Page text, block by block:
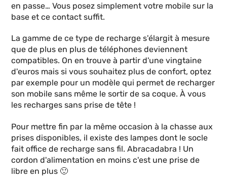
en passe… Vous posez simplement votre mobile sur la
base et ce contact suffit.
La gamme de ce type de recharge s'élargit à mesure
que de plus en plus de téléphones deviennent
compatibles. On en trouve à partir d'une vingtaine
d'euros mais si vous souhaitez plus de confort, optez
par exemple pour un modèle qui permet de recharger
son mobile sans même le sortir de sa coque. À vous
les recharges sans prise de tête !
Pour mettre fin par la même occasion à la chasse aux
prises disponibles, il existe des lampes dont le socle
fait office de recharge sans fil. Abracadabra ! Un
cordon d'alimentation en moins c'est une prise de
libre en plus 🙂